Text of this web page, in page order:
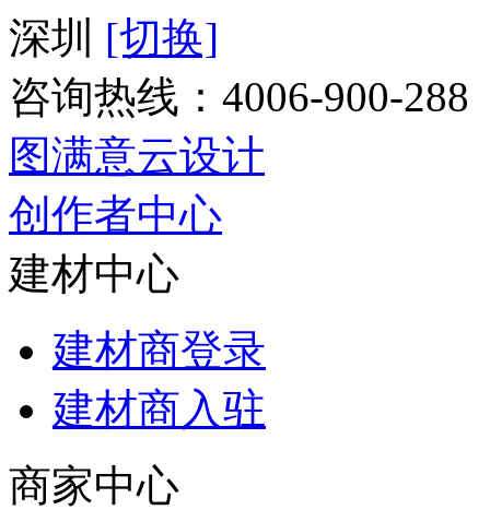
深圳 [切换]
咨询热线： 4006-900-288
图满意云设计
创作者中心
建材中心
建材商登录
建材商入驻
商家中心